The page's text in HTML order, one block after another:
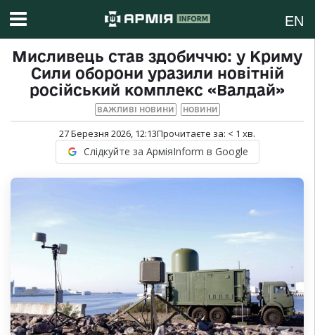
EN
Мисливець став здобиччю: у Криму
Сили оборони уразили новітній
російський комплекс «Валдай»
ВАЖЛИВІ НОВИНИ НОВИНИ
27 Березня 2026, 12:13Прочитаєте за: < 1 хв.
Слідкуйте за АрміяInform в Google